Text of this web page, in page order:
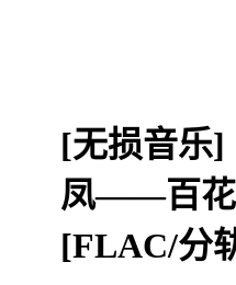
[无损音乐]
凤——百花
[FLAC/分